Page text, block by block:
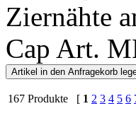
Ziernähte
Cap Art.
167 Produkte [ 1 2 3 4 5 6